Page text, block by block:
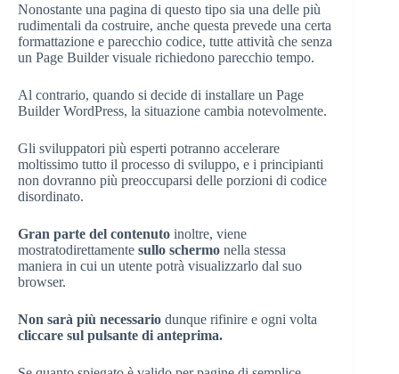
Nonostante una pagina di questo tipo sia una delle più
rudimentali da costruire, anche questa prevede una certa
formattazione e parecchio codice, tutte attività che senza
un Page Builder visuale richiedono parecchio tempo.
Al contrario, quando si decide di installare un Page
Builder WordPress, la situazione cambia notevolmente.
Gli sviluppatori più esperti potranno accelerare
moltissimo tutto il processo di sviluppo, e i principianti
non dovranno più preoccuparsi delle porzioni di codice
disordinato.
Gran parte del contenuto inoltre, viene
mostratodirettamente sullo schermo nella stessa
maniera in cui un utente potrà visualizzarlo dal suo
browser.
Non sarà più necessario dunque rifinire e ogni volta
cliccare sul pulsante di anteprima.